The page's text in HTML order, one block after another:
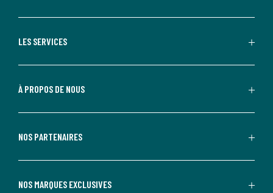
LES SERVICES
À PROPOS DE NOUS
NOS PARTENAIRES
NOS MARQUES EXCLUSIVES